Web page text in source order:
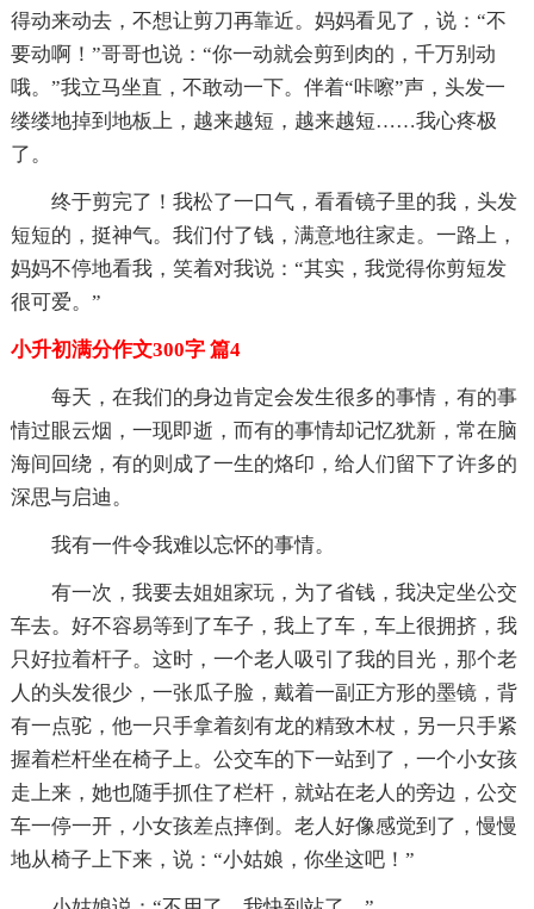
得动来动去，不想让剪刀再靠近。妈妈看见了，说：“不
要动啊！”哥哥也说：“你一动就会剪到肉的，千万别动
哦。”我立马坐直，不敢动一下。伴着“咔嚓”声，头发一
缕缕地掉到地板上，越来越短，越来越短……我心疼极
了。
终于剪完了！我松了一口气，看看镜子里的我，头发
短短的，挺神气。我们付了钱，满意地往家走。一路上，
妈妈不停地看我，笑着对我说：“其实，我觉得你剪短发
很可爱。”
小升初满分作文300字 篇4
每天，在我们的身边肯定会发生很多的事情，有的事
情过眼云烟，一现即逝，而有的事情却记忆犹新，常在脑
海间回绕，有的则成了一生的烙印，给人们留下了许多的
深思与启迪。
我有一件令我难以忘怀的事情。
有一次，我要去姐姐家玩，为了省钱，我决定坐公交
车去。好不容易等到了车子，我上了车，车上很拥挤，我
只好拉着杆子。这时，一个老人吸引了我的目光，那个老
人的头发很少，一张瓜子脸，戴着一副正方形的墨镜，背
有一点驼，他一只手拿着刻有龙的精致木杖，另一只手紧
握着栏杆坐在椅子上。公交车的下一站到了，一个小女孩
走上来，她也随手抓住了栏杆，就站在老人的旁边，公交
车一停一开，小女孩差点摔倒。老人好像感觉到了，慢慢
地从椅子上下来，说：“小姑娘，你坐这吧！”